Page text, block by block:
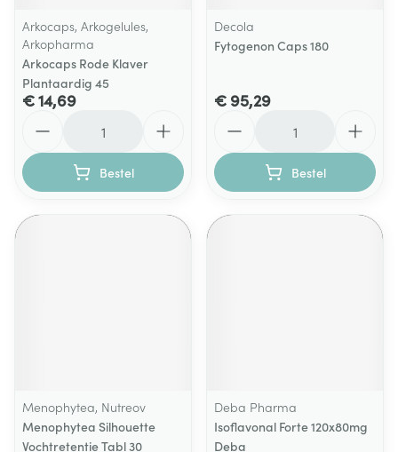
Arkocaps, Arkogelules,
Arkopharma
Arkocaps Rode Klaver
Plantaardig 45
€ 14,69
Bestel
Decola
Fytogenon Caps 180
€ 95,29
Bestel
Menophytea, Nutreov
Menophytea Silhouette
Vochtretentie Tabl 30
Deba Pharma
Isoflavonal Forte 120x80mg
Deba